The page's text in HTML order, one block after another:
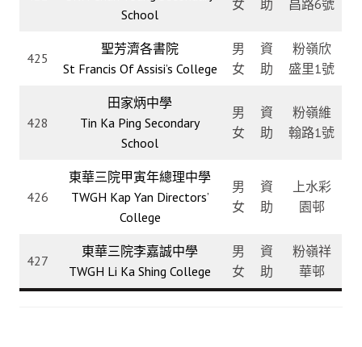
School
女
助
昌路6號
425
聖芳濟各書院
St Francis Of Assisi’s College
男
女
資
助
粉嶺欣
盛里1號
428
田家炳中學
Tin Ka Ping Secondary
School
男
女
資
助
粉嶺維
翰路1號
426
東華三院甲寅年總理中學
TWGH Kap Yan Directors’
College
男
女
資
助
上水彩
園邨
427
東華三院李嘉誠中學
TWGH Li Ka Shing College
男
女
資
助
粉嶺祥
華邨